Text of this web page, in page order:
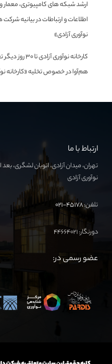
ارشد شبکه های کامپیوتری، معمار
اطلاعات و ارتباطاتدربیانیه شرکت
نوآوری آزادی»
کارخانه نوآوری آزادی تا ۳۰ روز دیگر تعطیل می‌شود
هم‌آوا در خصوص تخلیه «کارخانه
ارتباط با ما
نوآوری آزادی
تلفن:۴۵۱۷۸-۰۲۱
دورنگار: ۴۴۶۶۴۰۲۱
عضو رسمی در: